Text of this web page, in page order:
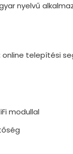
nyelvű
online telepítési
modullal